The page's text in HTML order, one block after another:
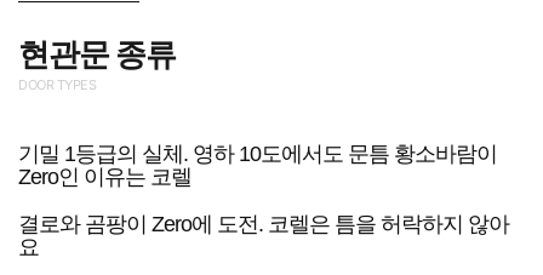
현관문 종류
DOOR TYPES
기밀 1등급의 실체. 영하 10도에서도 문틈 황소바람이
Zero인 이유는 코렐
결로와 곰팡이 Zero에 도전. 코렐은 틈을 허락하지 않아
요